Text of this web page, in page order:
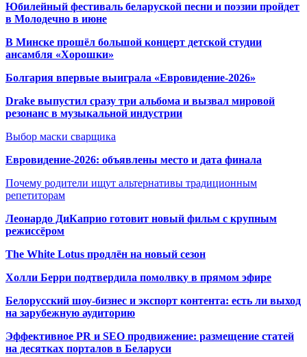
Юбилейный фестиваль беларуской песни и поэзии пройдет
в Молодечно в июне
В Минске прошёл большой концерт детской студии
ансамбля «Хорошки»
Болгария впервые выиграла «Евровидение-2026»
Drake выпустил сразу три альбома и вызвал мировой
резонанс в музыкальной индустрии
Выбор маски сварщика
Евровидение-2026: объявлены место и дата финала
Почему родители ищут альтернативы традиционным
репетиторам
Леонардо ДиКаприо готовит новый фильм с крупным
режиссёром
The White Lotus продлён на новый сезон
Холли Берри подтвердила помолвку в прямом эфире
Белорусский шоу-бизнес и экспорт контента: есть ли выход
на зарубежную аудиторию
Эффективное PR и SEO продвижение: размещение статей
на десятках порталов в Беларуси